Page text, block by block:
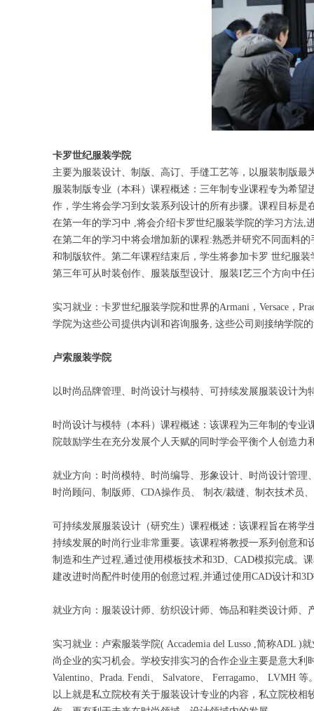
卡罗世纪服装学院
主要为服装设计、制版、高订、手缝工艺等，以服装制版最
服装制版专业（本科）课程概述：三年制专业课程专为希
作，学生将会学习到女装系列设计的所有步骤。课程目标
在第一年的学习中 ,将会介绍卡罗世纪服装学院的学习方法,
在第二年的学习中将会增加新的课程:熟悉并研究不同面料
和制版软件。第二年课程结束后，学生将参加卡罗 世纪服装
第三年可从时装创作、服装版型设计、服装I艺三个方向中
实习就业：卡罗世纪服装学院和世界的Armani，Versace，
学院为这些公司提供内训和咨询服务, 这些公司则接纳学院
卢索服装学院
以时尚品牌管理、时尚设计与模特、可持续发展服装设计为
时尚设计与模特（本科）课程概述：该课程为三年制的专
院鼓励学生在充分发展个人天赋的同时学会平衡个人创造
就业方向：时尚模特、时尚编导、形象设计、时尚设计管
时尚顾问、制版师、CDA操作员、 制衣/裁缝、制衣技术员
可持续发展服装设计（研究生）课程概述：该课程旨在将
持续发展的时尚行业非常重要。该课程将教授一系列创意
制造和生产过程,通过使用模板技术和3D、CAD模拟完成。
建改进时尚配件时使用的创意过程,并通过使用CAD设计和
就业方向：服装设计师、纺织设计师、饰品和鞋类设计师
实习就业：卢索服装学院( Accademia del Lusso ,简称ADL
尚企业的实习机会。学校安排实习的合作企业主要是意大
Valentino、Prada. Fendi、 Salvatore、 Ferragamo、
以上就是私立院校有关于服装设计专业的内容，私立院校